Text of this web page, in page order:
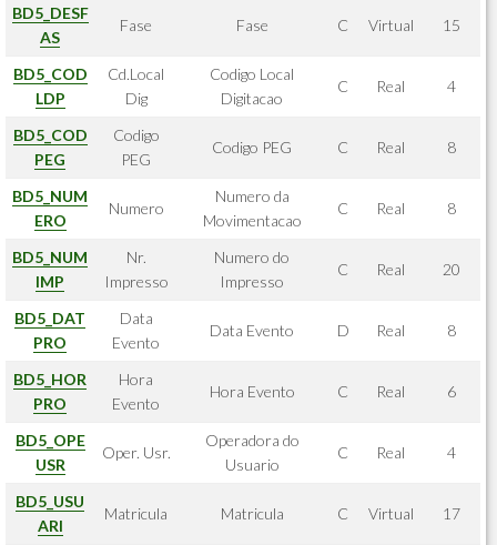
BD5_DESF
AS
Fase Fase C Virtual 15
BD5_COD
LDP
Cd.Local
Dig
Codigo Local
Digitacao
C Real 4
BD5_COD
PEG
Codigo
PEG
Codigo PEG C Real 8
BD5_NUM
ERO
Numero
Numero da
Movimentacao
C Real 8
BD5_NUM
IMP
Nr.
Impresso
Numero do
Impresso
C Real 20
BD5_DAT
PRO
Data
Evento
Data Evento D Real 8
BD5_HOR
PRO
Hora
Evento
Hora Evento C Real 6
BD5_OPE
USR
Oper. Usr.
Operadora do
Usuario
C Real 4
BD5_USU
ARI
Matricula Matricula C Virtual 17